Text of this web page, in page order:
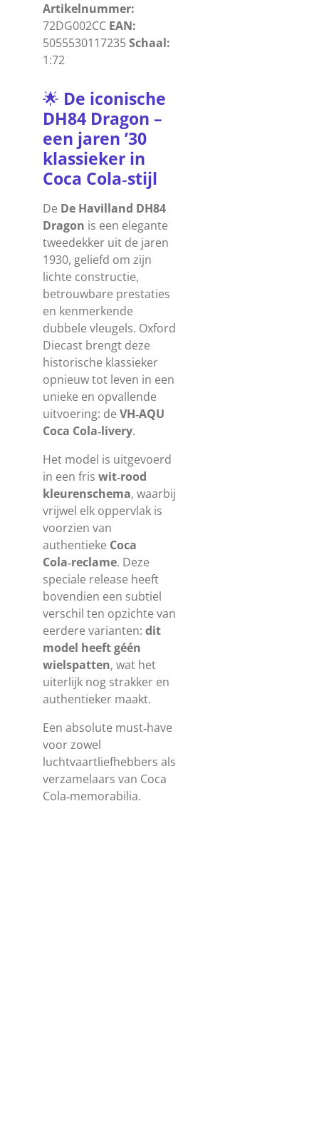
Artikelnummer:
72DG002CC EAN:
5055530117235Schaal:
1:72
🌟 De iconische
DH84 Dragon –
een jaren ’30
klassieker in
Coca Cola‑stijl
De De Havilland DH84
Dragon is een elegante
tweedekker uit de jaren
1930, geliefd om zijn
lichte constructie,
betrouwbare prestaties
en kenmerkende
dubbele vleugels. Oxford
Diecast brengt deze
historische klassieker
opnieuw tot leven in een
unieke en opvallende
uitvoering: de VH‑AQU
Coca Cola‑livery.
Het model is uitgevoerd
in een fris wit‑rood
kleurenschema, waarbij
vrijwel elk oppervlak is
voorzien van
authentieke Coca
Cola‑reclame. Deze
speciale release heeft
bovendien een subtiel
verschil ten opzichte van
eerdere varianten: dit
model heeft géén
wielspatten, wat het
uiterlijk nog strakker en
authentieker maakt.
Een absolute must‑have
voor zowel
luchtvaartliefhebbers als
verzamelaars van Coca
Cola‑memorabilia.